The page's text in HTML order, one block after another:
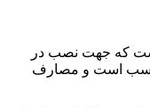
که جهت نصب در
است و مصارف